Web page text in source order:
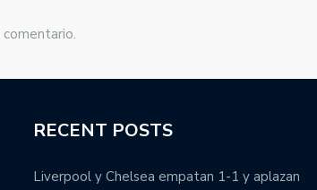
comentario.
RECENT POSTS
Liverpool y Chelsea empatan 1-1 y aplazan